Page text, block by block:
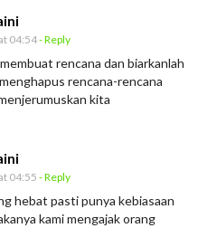
04:54- Reply
rencana dan biarkanlah
rencana-rencana
kita
04:55- Reply
hebat pasti punya kebiasaan
kami mengajak orang